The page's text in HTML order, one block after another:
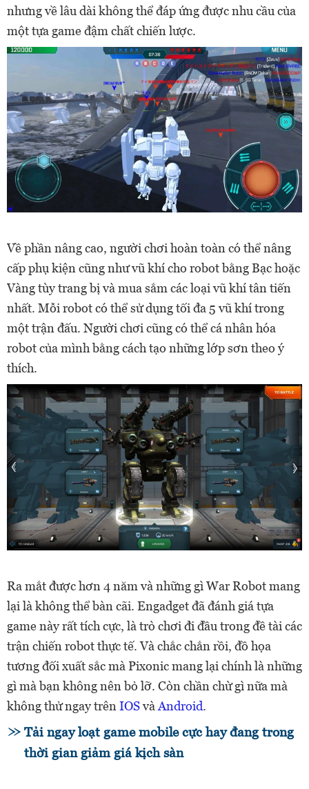
nhưng về lâu dài không thể đáp ứng được nhu cầu của
một tựa game đậm chất chiến lược.
Về phần nâng cao, người chơi hoàn toàn có thể nâng
cấp phụ kiện cũng như vũ khí cho robot bằng Bạc hoặc
Vàng tùy trang bị và mua sắm các loại vũ khí tân tiến
nhất. Mỗi robot có thể sử dụng tối đa 5 vũ khí trong
một trận đấu. Người chơi cũng có thể cá nhân hóa
robot của mình bằng cách tạo những lớp sơn theo ý
thích.
Ra mắt được hơn 4 năm và những gì War Robot mang
lại là không thể bàn cãi. Engadget đã đánh giá tựa
game này rất tích cực, là trò chơi đi đầu trong đề tài các
trận chiến robot thực tế. Và chắc chắn rồi, đồ họa
tương đối xuất sắc mà Pixonic mang lại chính là những
gì mà bạn không nên bỏ lỡ. Còn chần chừ gì nữa mà
không thử ngay trên IOSvà Android.
Tải ngay loạt game mobile cực hay đang trong
thời gian giảm giá kịch sàn